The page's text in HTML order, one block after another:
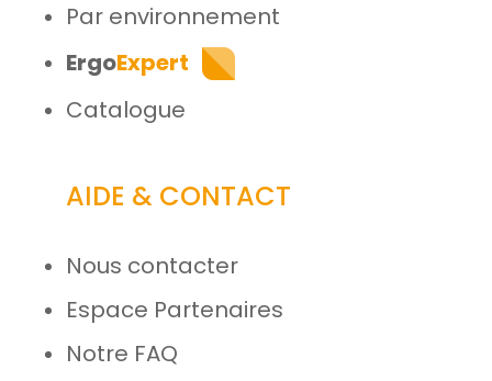
Par environnement
ErgoExpert
Catalogue
AIDE & CONTACT
Nous contacter
Espace Partenaires
Notre FAQ